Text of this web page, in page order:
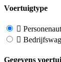
Voertuigtype
Gegevens